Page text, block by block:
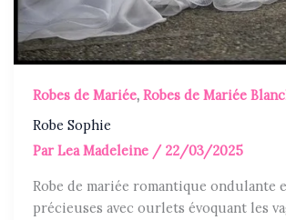
Robes de Mariée,Robes de Mariée
Robe Sophie
ParLea Madeleine / 22/03/2025
Robe de mariée romantique ondulante
précieuses avec ourlets évoquant les